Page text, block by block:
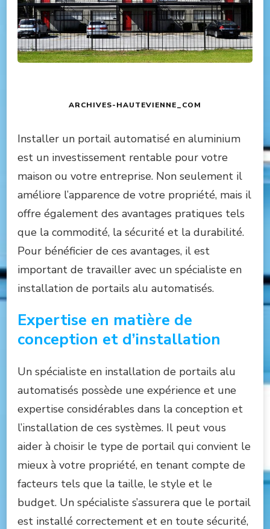
ARCHIVES-HAUTEVIENNE_COM
Installer un portail automatisé en aluminium
est un investissement rentable pour votre
maison ou votre entreprise. Non seulement il
améliore l’apparence de votre propriété, mais il
offre également des avantages pratiques tels
que la commodité, la sécurité et la durabilité.
Pour bénéficier de ces avantages, il est
important de travailler avec un spécialiste en
installation de portails alu automatisés.
Expertise en matière de
conception et d’installation
Un spécialiste en installation de portails alu
automatisés possède une expérience et une
expertise considérables dans la conception et
l’installation de ces systèmes. Il peut vous
aider à choisir le type de portail qui convient le
mieux à votre propriété, en tenant compte de
facteurs tels que la taille, le style et le
budget. Un spécialiste s’assurera que le portail
est installé correctement et en toute sécurité,